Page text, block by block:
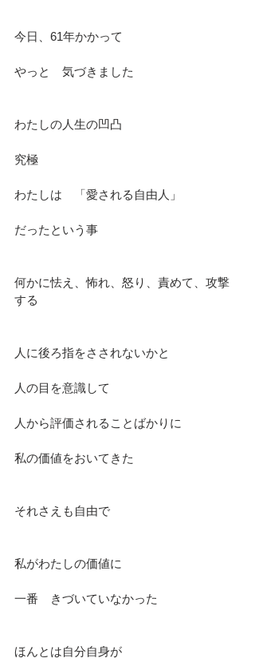
今日、61年かかって
やっと　気づきました
わたしの人生の凹凸
究極
わたしは　「愛される自由人」
だったという事
何かに怯え、怖れ、怒り、責めて、攻撃
する
人に後ろ指をさされないかと
人の目を意識して
人から評価されることばかりに
私の価値をおいてきた
それさえも自由で
私がわたしの価値に
一番　きづいていなかった
ほんとは自分自身が